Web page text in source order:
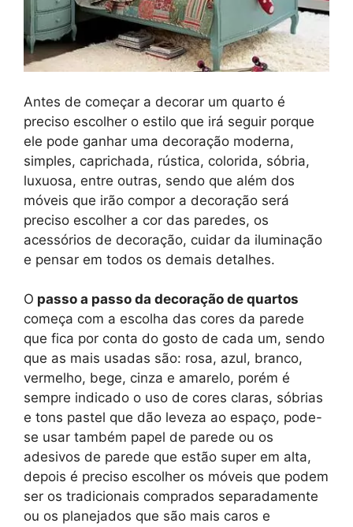
Antes de começar a decorar um quarto é
preciso escolher o estilo que irá seguir porque
ele pode ganhar uma decoração moderna,
simples, caprichada, rústica, colorida, sóbria,
luxuosa, entre outras, sendo que além dos
móveis que irão compor a decoração será
preciso escolher a cor das paredes, os
acessórios de decoração, cuidar da iluminação
e pensar em todos os demais detalhes.
O passo a passo da decoração de quartos
começa com a escolha das cores da parede
que fica por conta do gosto de cada um, sendo
que as mais usadas são: rosa, azul, branco,
vermelho, bege, cinza e amarelo, porém é
sempre indicado o uso de cores claras, sóbrias
e tons pastel que dão leveza ao espaço, pode-
se usar também papel de parede ou os
adesivos de parede que estão super em alta,
depois é preciso escolher os móveis que podem
ser os tradicionais comprados separadamente
ou os planejados que são mais caros e